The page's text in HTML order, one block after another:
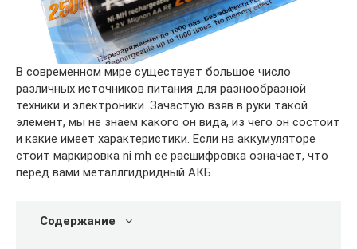
В современном мире существует большое число
различных источников питания для разнообразной
техники и электроники. Зачастую взяв в руки такой
элемент, мы не знаем какого он вида, из чего он состоит
и какие имеет характеристики. Если на аккумуляторе
стоит маркировка ni mh ее расшифровка означает, что
перед вами металлгидридный АКБ.
Содержание